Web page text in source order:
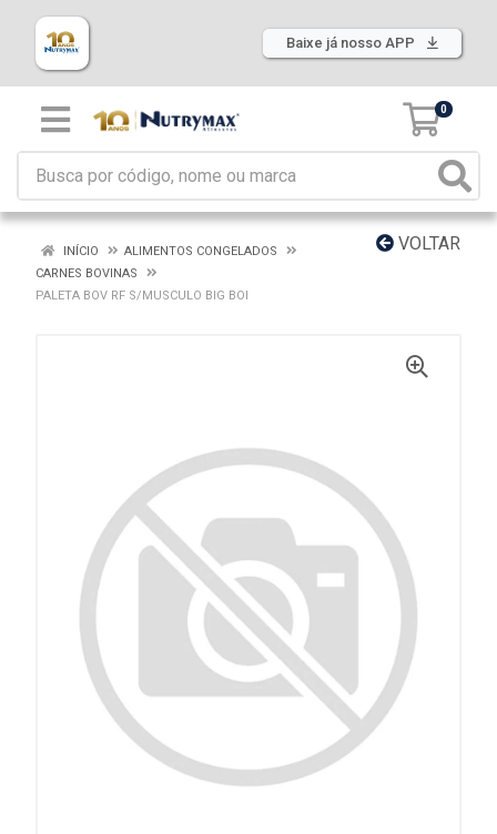
Baixe já nosso APP
0
VOLTAR
INÍCIO
ALIMENTOS CONGELADOS
CARNES BOVINAS
PALETA BOV RF S/MUSCULO BIG BOI